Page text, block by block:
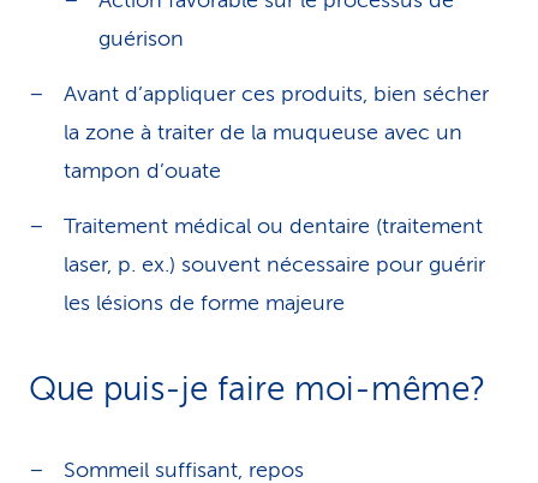
guérison
Avant d’appliquer ces produits, bien sécher
la zone à traiter de la muqueuse avec un
tampon d’ouate
Traitement médical ou dentaire (traitement
laser, p. ex.) souvent nécessaire pour guérir
les lésions de forme majeure
Que puis-je faire moi-même?
Sommeil suffisant, repos